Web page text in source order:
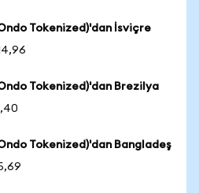
Tokenized)'dan İsviçre
Tokenized)'dan Brezilya
Tokenized)'dan Bangladeş